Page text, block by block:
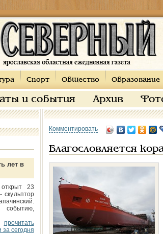
Спорт Общество Образование
и события Архив
лет в
23
скульптор
событию,
прочитать
за сегодня
Комментировать
Благословляется